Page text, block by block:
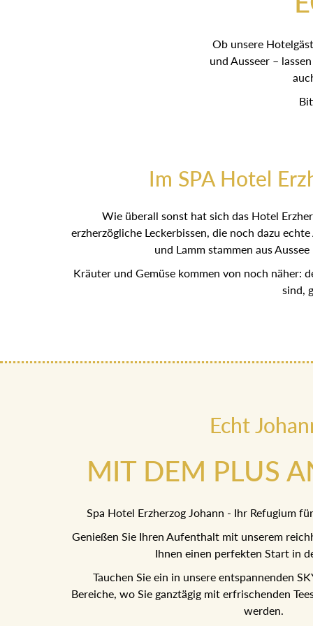
Ob unsere
Ausseerinnen und
Gerne
Im SPA Hotel
Wie überall sonst hat sich das Hotel
erzherzögliche Leckerbissen, die noch dazu
Rind und Lamm stammen aus
Kräuter und Gemüse kommen von noch
angelegt
Echt
MIT DEM PLUS
Spa Hotel Erzherzog Johann - Ihr Refugium
Genießen Sie Ihren Aufenthalt mit unserem
das Ihnen einen perfekten Start
Tauchen Sie ein in unsere entspannenden
Bereiche, wo Sie ganztägig mit
verwöhnt werden.